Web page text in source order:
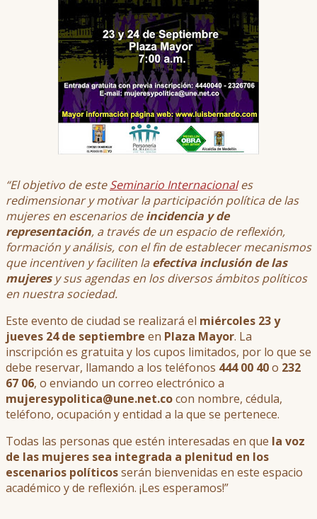
“El objetivo de esteSeminario Internacionales
redimensionar y motivar la participación política de las
mujeres en escenarios deincidencia y de
representación, a través de un espacio de reflexión,
formación y análisis, con el fin de establecer mecanismos
que incentiven y faciliten la efectiva inclusión de las
mujeresy sus agendas en los diversos ámbitos políticos
en nuestra sociedad.
Este evento de ciudad se realizará el miércoles 23 y
jueves 24 de septiembre en Plaza Mayor. La
inscripción es gratuita y los cupos limitados, por lo que se
debe reservar, llamando a los teléfonos 444 00 40o 232
67 06, o enviando un correo electrónico a
mujeresypolitica@une.net.cocon nombre, cédula,
teléfono, ocupación y entidad a la que se pertenece.
Todas las personas que estén interesadas en que la voz
de las mujeres sea integrada a plenitud en los
escenarios políticosserán bienvenidas en este espacio
académico y de reflexión. ¡Les esperamos!”